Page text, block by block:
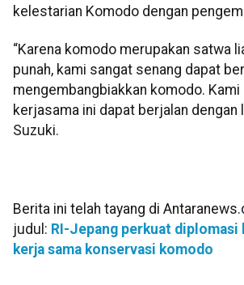
kelestarian Komodo dengan
“Karena komodo merupakan satwa
punah, kami sangat senang dapat
mengembangbiakkan komodo. Kami
kerjasama ini dapat berjalan dengan
Suzuki.
Berita ini telah tayang di
judul: RI-Jepang perkuat diplomasi
kerja sama konservasi komodo